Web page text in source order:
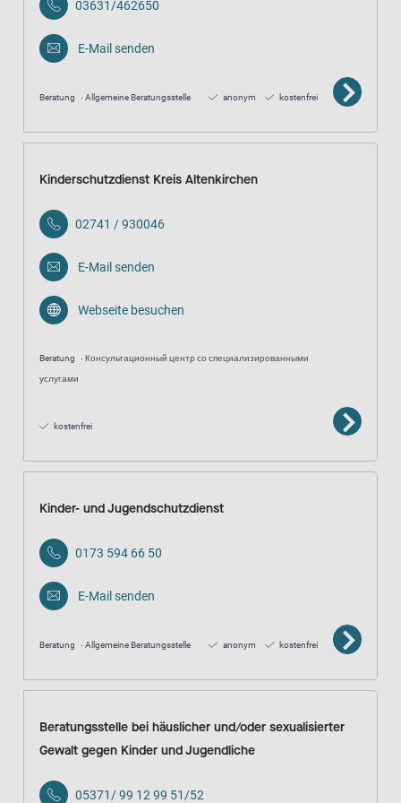
03631/462650
E-Mail senden
Beratung Allgemeine Beratungsstelle anonym kostenfrei
Kinderschutzdienst Kreis Altenkirchen
02741 / 930046
E-Mail senden
Webseite besuchen
Beratung
Консультационный центр со специализированными
услугами
kostenfrei
Kinder- und Jugendschutzdienst
0173 594 66 50
E-Mail senden
Beratung Allgemeine Beratungsstelle anonym kostenfrei
Beratungsstelle bei häuslicher und/oder sexualisierter
Gewalt gegen Kinder und Jugendliche
05371/ 99 12 99 51/52